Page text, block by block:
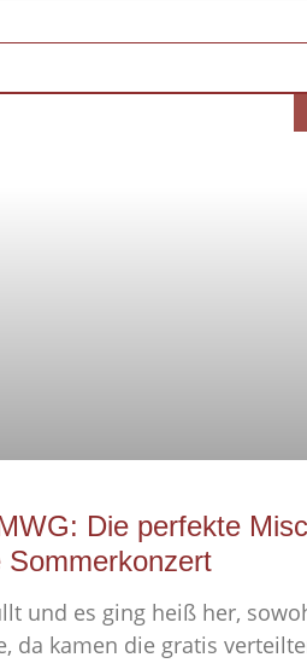
Die perfekte
Sommerkonzert
und es ging heiß her,
da kamen die gratis